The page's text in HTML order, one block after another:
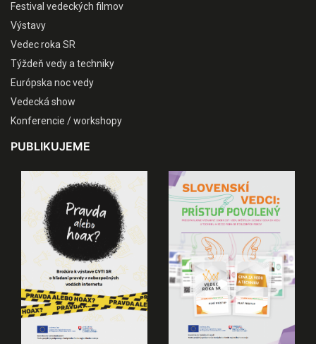
Festival vedeckých filmov
Výstavy
Vedec roka SR
Týždeň vedy a techniky
Európska noc vedy
Vedecká show
Konferencie / workshopy
PUBLIKUJEME